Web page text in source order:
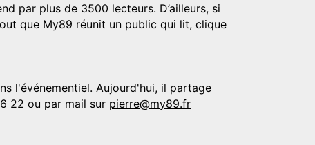
par plus de 3500 lecteurs. D’ailleurs, si
que My89 réunit un public qui lit, clique
l'événementiel. Aujourd'hui, il partage
22 ou par mail sur pierre@my89.fr